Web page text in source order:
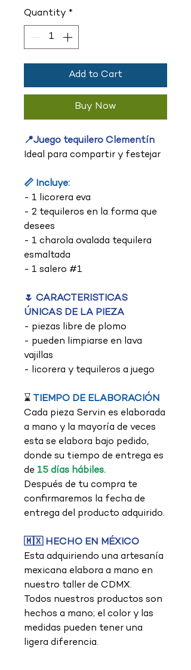
Quantity *
Add to Cart
Buy Now
📍Juego tequilero Clementín
Ideal para compartir y festejar
📏 Incluye:
- 1 licorera eva
- 2 tequileros en la forma que
desees
- 1 charola ovalada tequilera
esmaltada
- 1 salero #1
🌷 CARACTERISTICAS
ÚNICAS DE LA PIEZA
- piezas libre de plomo
- pueden limpiarse en lava
vajillas
- licorera y tequileros a juego
⌛ TIEMPO DE ELABORACIÓN
Cada pieza Servin es elaborada
a mano y la mayoría de veces
esta se elabora bajo pedido,
donde su tiempo de entrega es
de 15 días hábiles.
Después de tu compra te
confirmaremos la fecha de
entrega del producto adquirido.
🇲🇽 HECHO EN MÉXICO
Esta adquiriendo una artesanía
mexicana elabora a mano en
nuestro taller de CDMX.
Todos nuestros productos son
hechos a mano; el color y las
medidas pueden tener una
ligera diferencia.